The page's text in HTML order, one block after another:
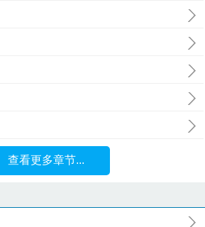
查看更多章节...